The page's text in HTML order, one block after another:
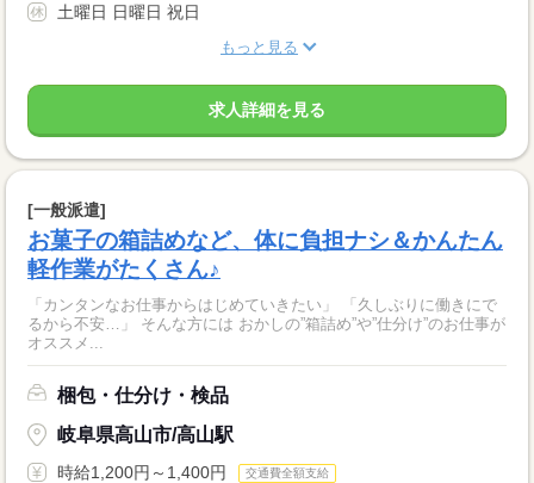
土曜日 日曜日 祝日
もっと見る
求人詳細を見る
[一般派遣]
お菓子の箱詰めなど、体に負担ナシ＆かんたん
軽作業がたくさん♪
「カンタンなお仕事からはじめていきたい」 「久しぶりに働きにで
るから不安…」 そんな方には おかしの”箱詰め”や”仕分け”のお仕事が
オススメ...
梱包・仕分け・検品
岐阜県高山市/高山駅
時給1,200円～1,400円 交通費全額支給